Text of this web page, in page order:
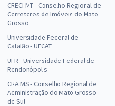
CRECI MT - Conselho Regional de
Corretores de Imóveis do Mato
Grosso
Universidade Federal de
Catalão - UFCAT
UFR - Universidade Federal de
Rondonópolis
CRA MS - Conselho Regional de
Administração do Mato Grosso
do Sul